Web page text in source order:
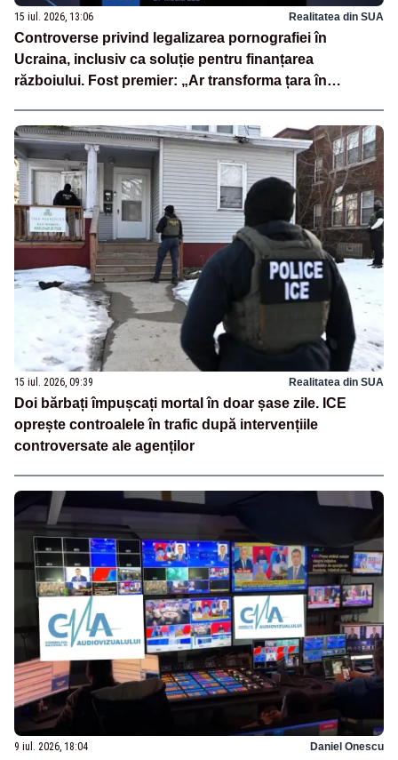
15 iul. 2026, 13:06 Realitatea din SUA
Controverse privind legalizarea pornografiei în
Ucraina, inclusiv ca soluție pentru finanțarea
războiului. Fost premier: „Ar transforma țara în
15 iul. 2026, 09:39 Realitatea din SUA
Doi bărbați împușcați mortal în doar șase zile. ICE
oprește controalele în trafic după intervențiile
controversate ale agenților
9 iul. 2026, 18:04 Daniel Onescu